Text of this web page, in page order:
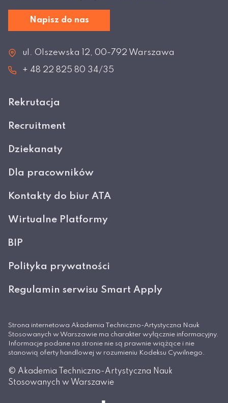
Napisz do nas
ul. Olszewska 12, 00-792 Warszawa
+ 48 22 825 80 34/35
Rekrutacja
Recruitment
Dziekanaty
Dla pracowników
Kontakty do biur ATA
Wirtualne Platformy
BIP
Polityka prywatności
Regulamin serwisu Smart Apply
Strona internetowa Akademia Techniczno-Artystyczna Nauk
Stosowanych w Warszawie ma charakter wyłącznie informacyjny.
Informacje podane na stronie nie są prawnie wiążące i nie
stanowią oferty handlowej w rozumieniu Kodeksu Cywilnego.
© Akademia Techniczno-Artystyczna Nauk
Stosowanych w Warszawie